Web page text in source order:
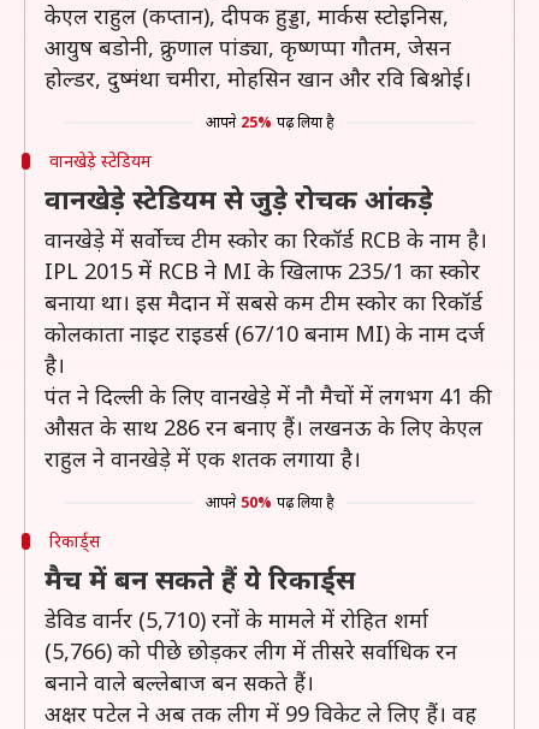
केएल राहुल (कप्तान), दीपक हुड्डा, मार्कस स्टोइनिस,
आयुष बडोनी, क्रुणाल पांड्या, कृष्णप्पा गौतम, जेसन
होल्डर, दुष्मंथा चमीरा, मोहसिन खान और रवि बिश्नोई।
आपने 25% पढ़ लिया है
वानखेड़े स्टेडियम
वानखेड़े स्टेडियम से जुड़े रोचक आंकड़े
वानखेड़े में सर्वोच्च टीम स्कोर का रिकॉर्ड RCB के नाम है।
IPL 2015 में RCB ने MI के खिलाफ 235/1 का स्कोर
बनाया था। इस मैदान में सबसे कम टीम स्कोर का रिकॉर्ड
कोलकाता नाइट राइडर्स (67/10 बनाम MI) के नाम दर्ज
है।
पंत ने दिल्ली के लिए वानखेड़े में नौ मैचों में लगभग 41 की
औसत के साथ 286 रन बनाए हैं। लखनऊ के लिए केएल
राहुल ने वानखेड़े में एक शतक लगाया है।
आपने 50% पढ़ लिया है
रिकार्ड्स
मैच में बन सकते हैं ये रिकार्ड्स
डेविड वार्नर (5,710) रनों के मामले में रोहित शर्मा
(5,766) को पीछे छोड़कर लीग में तीसरे सर्वाधिक रन
बनाने वाले बल्लेबाज बन सकते हैं।
अक्षर पटेल ने अब तक लीग में 99 विकेट ले लिए हैं। वह